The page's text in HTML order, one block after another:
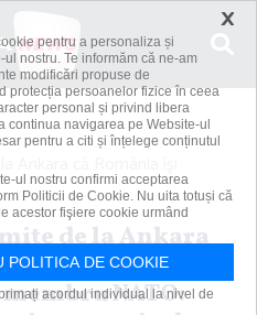
că România îşi
de la Ankara
NATO:
×
pentru a personaliza și
nostru. Te informăm că ne-am
modificări propuse de
protecția persoanelor fizice în ceea
personal și privind libera
continua navigarea pe Website-ul
pentru a citi și înțelege conținutul
ul nostru confirmi acceptarea
Politicii de Cookie. Nu uita totuși că
acestor fişiere cookie urmând
POLITICA DE COOKIE
acordul individual la nivel de